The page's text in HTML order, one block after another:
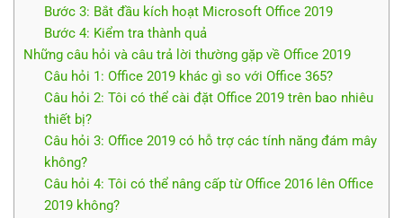
Bước 3: Bắt đầu kích hoạt Microsoft Office 2019
Bước 4: Kiểm tra thành quả
Những câu hỏi và câu trả lời thường gặp về Office 2019
Câu hỏi 1: Office 2019 khác gì so với Office 365?
Câu hỏi 2: Tôi có thể cài đặt Office 2019 trên bao nhiêu
thiết bị?
Câu hỏi 3: Office 2019 có hỗ trợ các tính năng đám mây
không?
Câu hỏi 4: Tôi có thể nâng cấp từ Office 2016 lên Office
2019 không?